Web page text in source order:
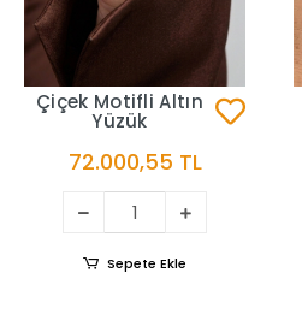
Çiçek Motifli Altın
Yüzük
72.000,55 TL
Sepete Ekle